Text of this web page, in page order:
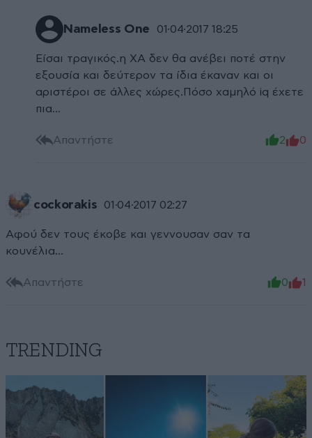
Nameless One 01·04·2017 18:25
Είσαι τραγικός.η ΧΑ δεν θα ανέβει ποτέ στην
εξουσία και δεύτερον τα ίδια έκαναν και οι
αριστέροι σε άλλες χώρες.Πόσο χαμηλό iq έχετε
πια...
Απαντήστε 2 0
cockorakis 01·04·2017 02:27
Αφού δεν τους έκοβε και γεννουσαν σαν τα
κουνέλια...
Απαντήστε 0 1
TRENDING